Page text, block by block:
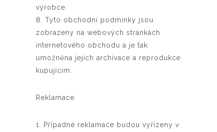
výrobce.
8. Tyto obchodní podmínky jsou
zobrazeny na webových stránkách
internetového obchodu a je tak
umožněna jejich archivace a reprodukce
kupujícím.
Reklamace
1. Případné reklamace budou vyřízeny v